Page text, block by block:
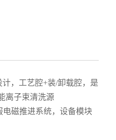
，工艺腔+装/卸载腔，是
离子束清洗源
电磁推进系统，设备模块